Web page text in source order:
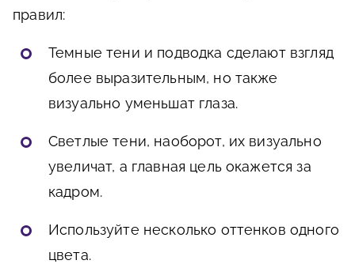
правил:
Темные тени и подводка сделают взгляд
более выразительным, но также
визуально уменьшат глаза.
Светлые тени, наоборот, их визуально
увеличат, а главная цель окажется за
кадром.
Используйте несколько оттенков одного
цвета.